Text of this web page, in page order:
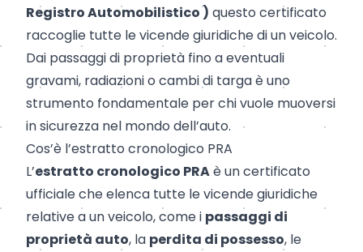
Registro Automobilistico ) questo certificato
raccoglie tutte le vicende giuridiche di un veicolo.
Dai passaggi di proprietà fino a eventuali
gravami, radiazioni o cambi di targa è uno
strumento fondamentale per chi vuole muoversi
in sicurezza nel mondo dell’auto.
Cos’è l’estratto cronologico PRA
L’estratto cronologico PRAè un certificato
ufficiale che elenca tutte le vicende giuridiche
relative a un veicolo, come i passaggi di
proprietà auto, la perdita di possesso, le